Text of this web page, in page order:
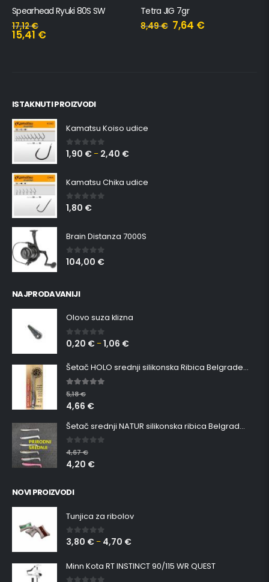
Spearhead Ryuki 80S SW
17,12€
15,41 €
Tetra JIG 7gr
8,49€ 7,64 €
ISTAKNUTI PROIZVODI
Kamatsu Koiso udice
0 out of 5
1,90 € – 2,40 €
Kamatsu Chika udice
0 out of 5
1,80 €
Brain Distanza 7000S
0out of 5
104,00 €
NAJPRODAVANIJI
Olovo suza klizna
0 out of 5
0,20 € –1,06 €
Šetač HOLO srednji silikonska Ribica Belgrade Walker
5.00out of 5
5,18€
4,66 €
Šetač srednji NATUR silikonska ribica Belgrade Walker
0 out of 5
4,67€
4,20 €
NOVI PROIZVODI
Tunjica za ribolov
0 out of 5
3,80 € – 4,70 €
Minn Kota RT INSTINCT 90/115 WR QUEST